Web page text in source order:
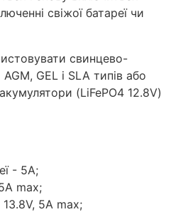
свіжої батареї чи
свинцево-
GEL і SLA типів або
акумулятори (LiFePO4 12.8V)
- 5А;
max;
5A max;